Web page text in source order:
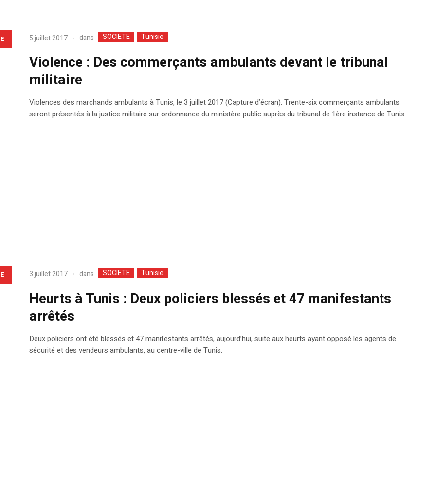
5 juillet 2017 dans SOCIETE Tunisie
Violence : Des commerçants ambulants devant le tribunal
militaire
Violences des marchands ambulants à Tunis, le 3 juillet 2017 (Capture d’écran). Trente-six commerçants ambulants
seront présentés à la justice militaire sur ordonnance du ministère public auprès du tribunal de 1ère instance de Tunis.
3 juillet 2017 dans SOCIETE Tunisie
Heurts à Tunis : Deux policiers blessés et 47 manifestants
arrêtés
Deux policiers ont été blessés et 47 manifestants arrêtés, aujourd’hui, suite aux heurts ayant opposé les agents de
sécurité et des vendeurs ambulants, au centre-ville de Tunis.